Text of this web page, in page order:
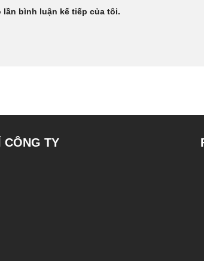
bình luận kế tiếp của tôi.
CÔNG TY